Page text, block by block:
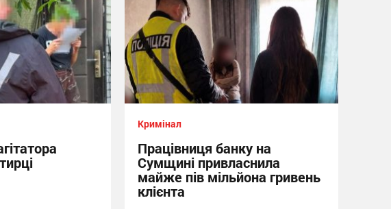
Кримінал
Працівниця банку на
Сумщині привласнила
майже пів мільйона гривень
клієнта